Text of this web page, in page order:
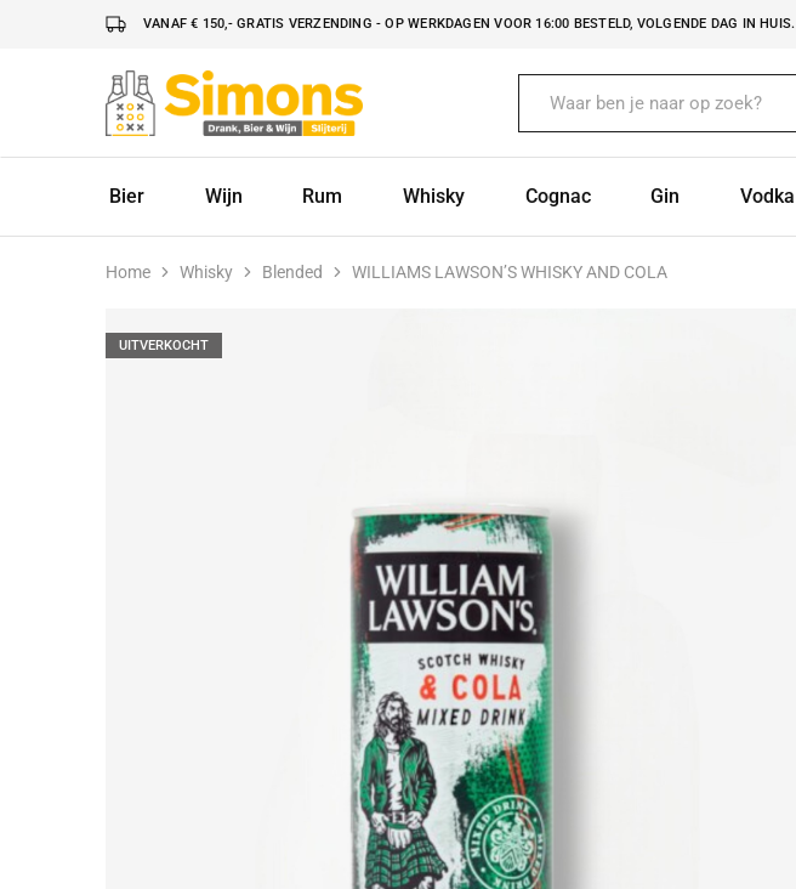
VANAF € 150,- GRATIS VERZENDING - OP WERKDAGEN VOOR 16:00 BESTELD, VOLGENDE DAG IN HUIS.
Simonsdrank.nl
Drank,
Bier
Bier
Wijn Rum Whisky Cognac Gin Vodka
Home Whisky Blended WILLIAMS LAWSON’S WHISKY AND COLA
UITVERKOCHT